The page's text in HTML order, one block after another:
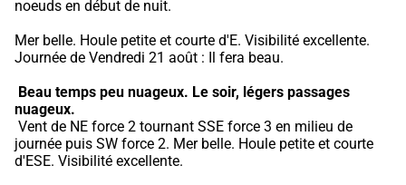
noeuds en début de nuit.
Mer belle. Houle petite et courte d'E. Visibilité excellente.
Journée de Vendredi 21 août : Il fera beau.
Beau temps peu nuageux. Le soir, légers passages
nuageux.
journée puis SW force 2. Mer belle. Houle petite et courte
d'ESE. Visibilité excellente.